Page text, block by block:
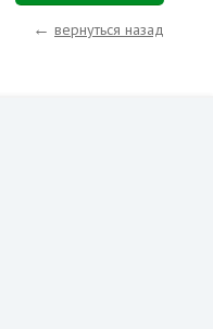
← вернуться назад